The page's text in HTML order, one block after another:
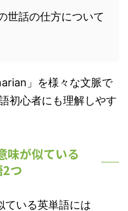
世話の仕方について
」を様々な文脈で
初心者にも理解しやす
が似ている
つ
ている英単語には